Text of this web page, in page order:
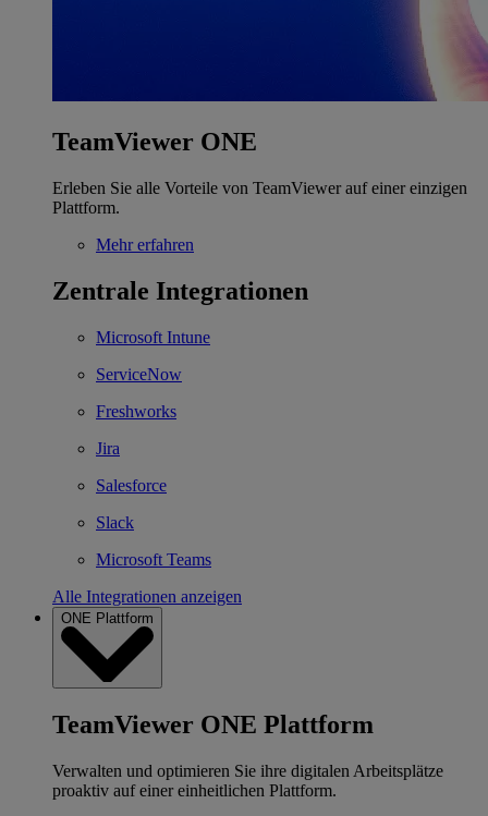
TeamViewer ONE
Erleben Sie alle Vorteile von TeamViewer auf einer einzigen
Plattform.
Mehr erfahren
Zentrale Integrationen
Microsoft Intune
ServiceNow
Freshworks
Jira
Salesforce
Slack
Microsoft Teams
Alle Integrationen anzeigen
ONE Plattform
TeamViewer ONE Plattform
Verwalten und optimieren Sie ihre digitalen Arbeitsplätze
proaktiv auf einer einheitlichen Plattform.